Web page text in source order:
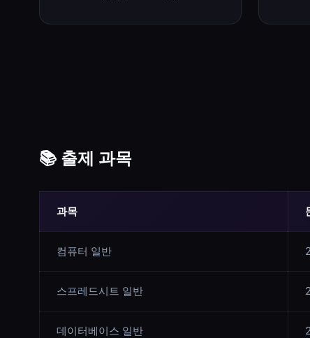
📚 출제 과목
과목
컴퓨터 일반
스프레드시트 일반
데이터베이스 일반